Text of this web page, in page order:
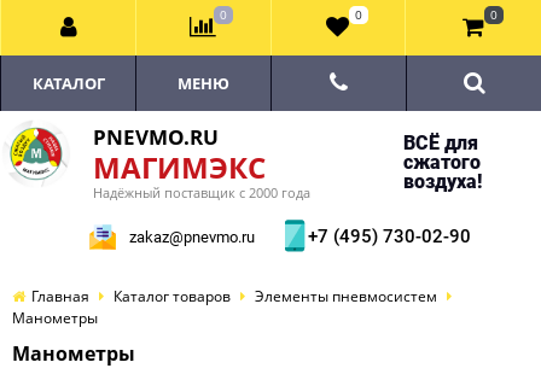
PNEVMO.RU
МАГИМЭКС
Надёжный поставщик с 2000 года
ВСЁ для
сжатого
воздуха!
zakaz@pnevmo.ru +7 (495) 730-02-90
КАТАЛОГ МЕНЮ
Главная Каталог товаров
Элементы пневмосистем
Манометры
Манометры
0 0 0